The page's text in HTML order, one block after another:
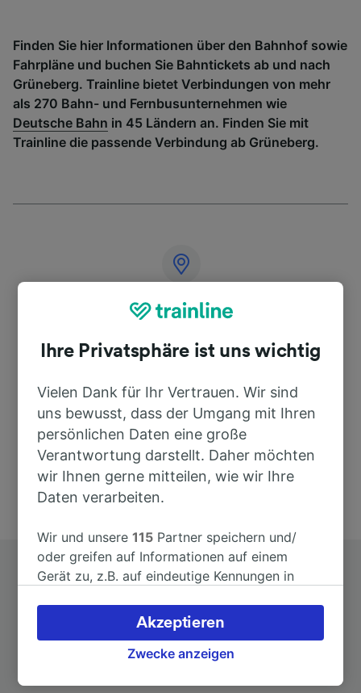
Finden Sie hier Informationen über den Bahnhof sowie
Fahrpläne und buchen Sie Bahntickets ab und nach
Grüneberg. Trainline bietet Verbindungen von mehr
als 270 Bahn- und Fernbusunternehmen wie
Deutsche Bahn in 45 Ländern an. Finden Sie mit
Trainline die passende Verbindung ab Grüneberg.
16775 Löwenberger Land -
Deutschland
Top Strecken ab Grüneberg
Ihre Privatsphäre ist uns wichtig
Vielen Dank für Ihr Vertrauen. Wir sind
uns bewusst, dass der Umgang mit Ihren
persönlichen Daten eine große
Verantwortung darstellt. Daher möchten
wir Ihnen gerne mitteilen, wie wir Ihre
Daten verarbeiten.
Wir und unsere115 Partner speichern und/
oder greifen auf Informationen auf einem
Gerät zu, z.B. auf eindeutige Kennungen in
verarbeiten. Sie können Ihre Präferenzen
akzeptieren oder verwalten, einschließlich
Ihres Widerspruchsrechts bei berechtigtem
Zwecke anzeigen
Akzeptieren